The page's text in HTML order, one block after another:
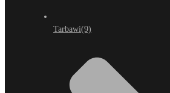
Tarbawi(9)